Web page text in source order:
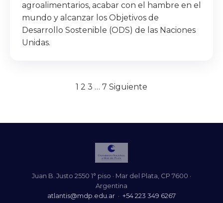
agroalimentarios, acabar con el hambre en el
mundo y alcanzar los Objetivos de
Desarrollo Sostenible (ODS) de las Naciones
Unidas.
Paginación
entradas
1 2 3 … 7 Siguiente
Juan B. Justo 2550 1° piso · Mar del Plata, CP 7600 ·
Argentina
atlantis@mdp.edu.ar · +54 223 349 6267